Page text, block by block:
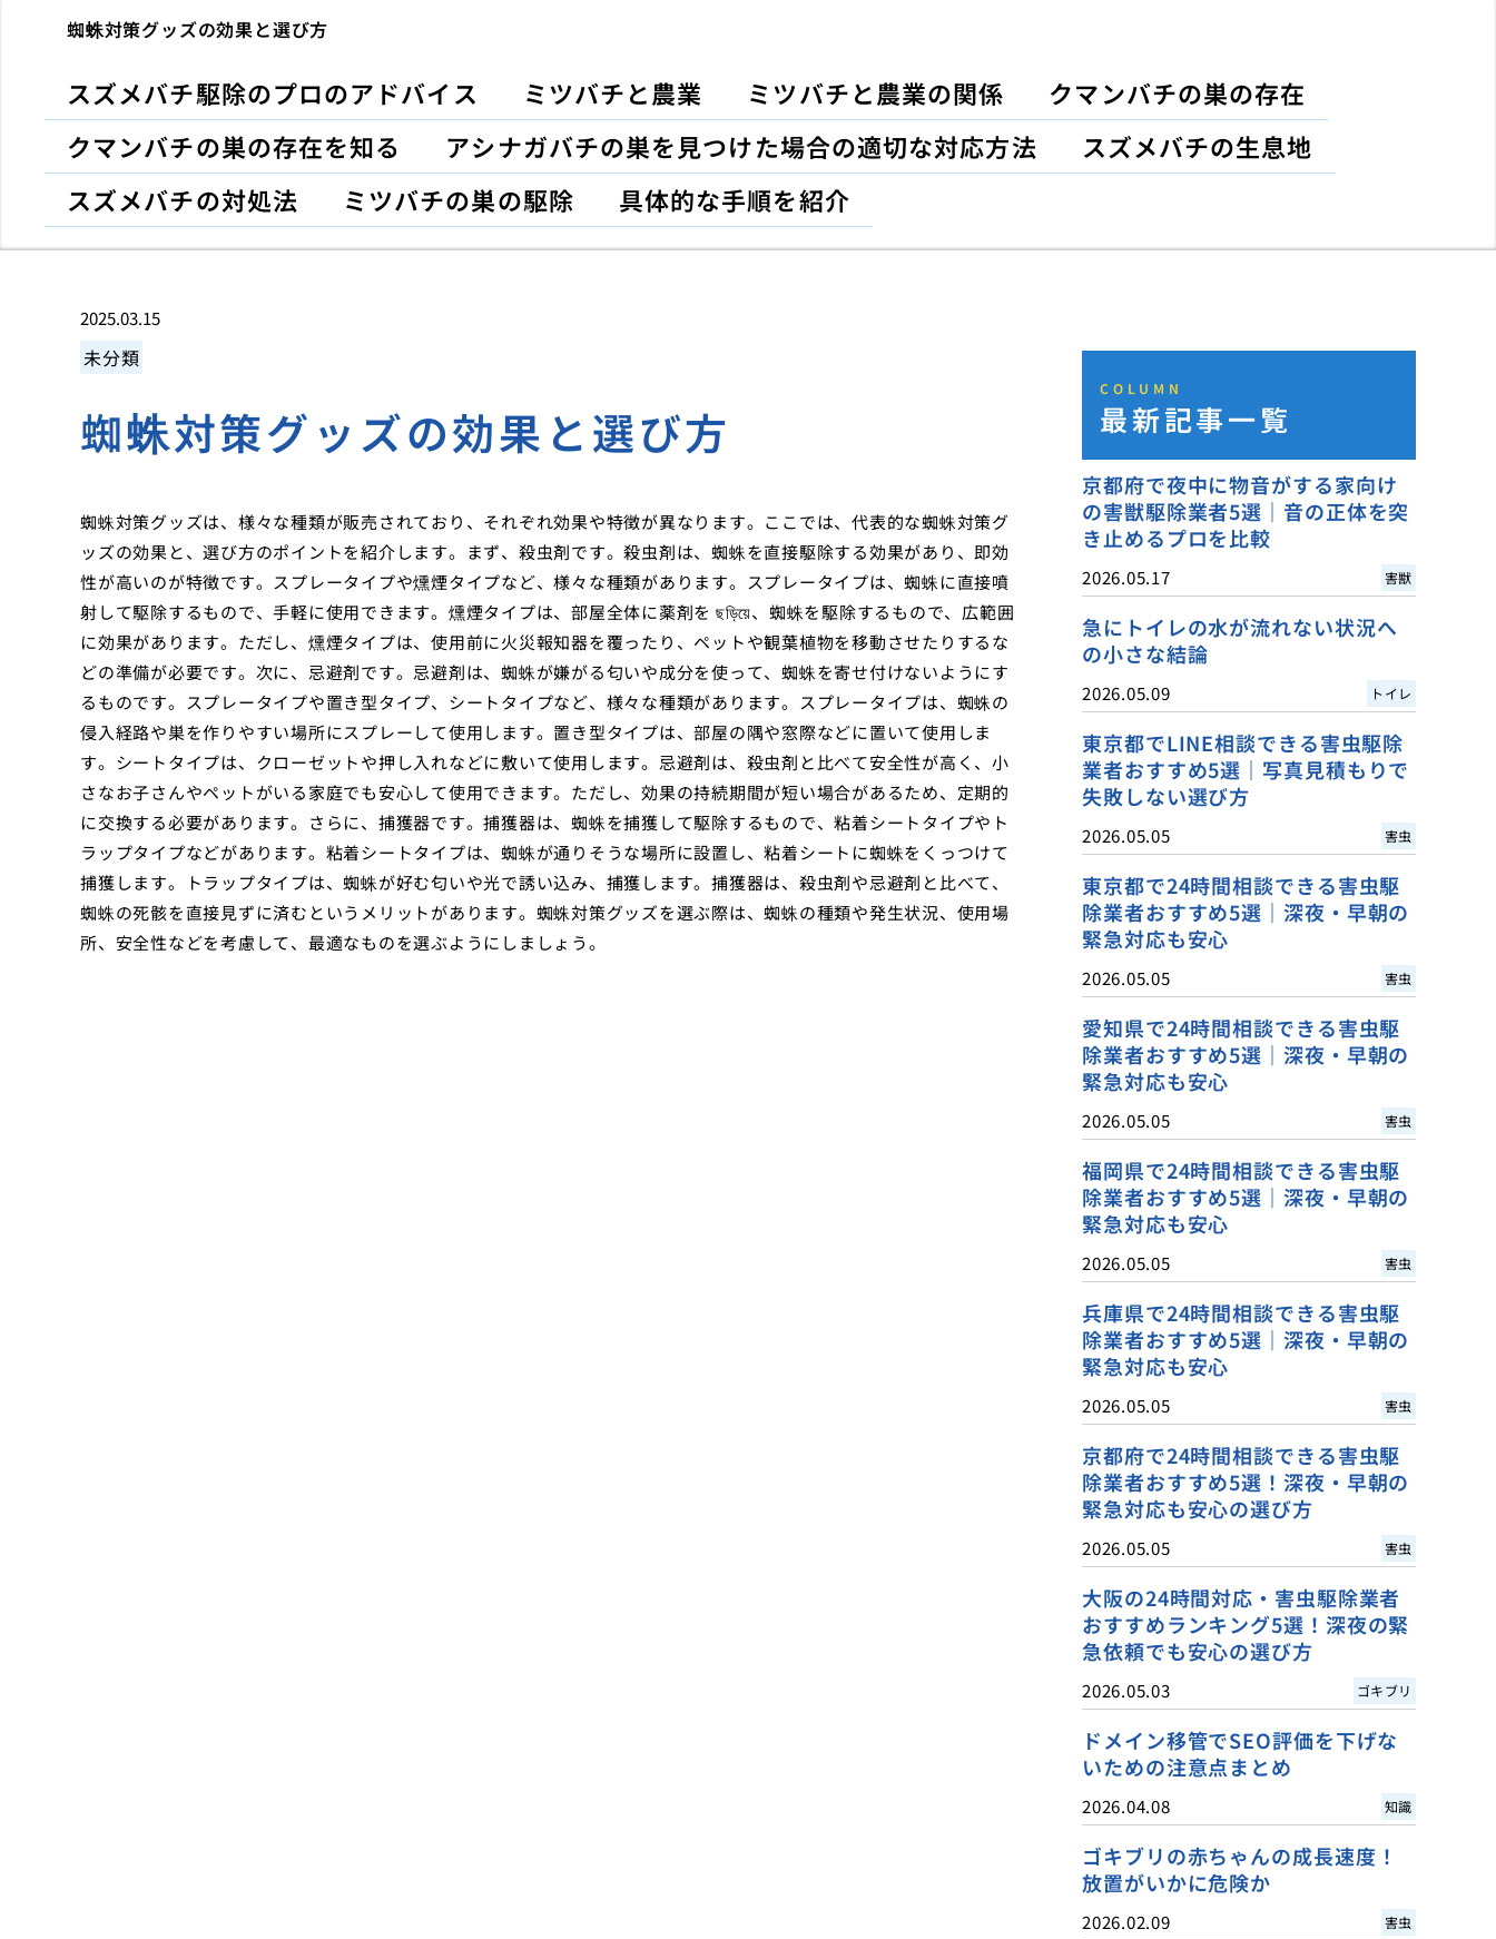
蜘蛛対策グッズの効果と選び方
スズメバチ駆除のプロのアドバイス ミツバチと農業 ミツバチと農業の関係
クマンバチの巣の存在
クマンバチの巣の存在を知る
アシナガバチの巣を見つけた場合の適切な対応方法
スズメバチの生息地
スズメバチの対処法
ミツバチの巣の駆除 具体的な手順を紹介
2025.03.15
未分類
蜘蛛対策グッズの効果と選び方
蜘蛛対策グッズは、様々な種類が販売されており、それぞれ効果や特徴が異なります。ここでは、代表的な蜘蛛対策グ
ッズの効果と、選び方のポイントを紹介します。まず、殺虫剤です。殺虫剤は、蜘蛛を直接駆除する効果があり、即効
性が高いのが特徴です。スプレータイプや燻煙タイプなど、様々な種類があります。スプレータイプは、蜘蛛に直接噴
射して駆除するもので、手軽に使用できます。燻煙タイプは、部屋全体に薬剤を ছড়িয়ে、蜘蛛を駆除するもので、広範囲
に効果があります。ただし、燻煙タイプは、使用前に火災報知器を覆ったり、ペットや観葉植物を移動させたりするな
どの準備が必要です。次に、忌避剤です。忌避剤は、蜘蛛が嫌がる匂いや成分を使って、蜘蛛を寄せ付けないようにす
るものです。スプレータイプや置き型タイプ、シートタイプなど、様々な種類があります。スプレータイプは、蜘蛛の
侵入経路や巣を作りやすい場所にスプレーして使用します。置き型タイプは、部屋の隅や窓際などに置いて使用しま
す。シートタイプは、クローゼットや押し入れなどに敷いて使用します。忌避剤は、殺虫剤と比べて安全性が高く、小
さなお子さんやペットがいる家庭でも安心して使用できます。ただし、効果の持続期間が短い場合があるため、定期的
に交換する必要があります。さらに、捕獲器です。捕獲器は、蜘蛛を捕獲して駆除するもので、粘着シートタイプやト
ラップタイプなどがあります。粘着シートタイプは、蜘蛛が通りそうな場所に設置し、粘着シートに蜘蛛をくっつけて
捕獲します。トラップタイプは、蜘蛛が好む匂いや光で誘い込み、捕獲します。捕獲器は、殺虫剤や忌避剤と比べて、
蜘蛛の死骸を直接見ずに済むというメリットがあります。蜘蛛対策グッズを選ぶ際は、蜘蛛の種類や発生状況、使用場
所、安全性などを考慮して、最適なものを選ぶようにしましょう。
COLUMN
最新記事一覧
京都府で夜中に物音がする家向け
の害獣駆除業者5選｜音の正体を突
き止めるプロを比較
2026.05.17 害獣
急にトイレの水が流れない状況へ
の小さな結論
2026.05.09 トイレ
東京都でLINE相談できる害虫駆除
業者おすすめ5選｜写真見積もりで
失敗しない選び方
2026.05.05 害虫
東京都で24時間相談できる害虫駆
除業者おすすめ5選｜深夜・早朝の
緊急対応も安心
2026.05.05 害虫
愛知県で24時間相談できる害虫駆
除業者おすすめ5選｜深夜・早朝の
緊急対応も安心
2026.05.05 害虫
福岡県で24時間相談できる害虫駆
除業者おすすめ5選｜深夜・早朝の
緊急対応も安心
2026.05.05 害虫
兵庫県で24時間相談できる害虫駆
除業者おすすめ5選｜深夜・早朝の
緊急対応も安心
2026.05.05 害虫
京都府で24時間相談できる害虫駆
除業者おすすめ5選！深夜・早朝の
緊急対応も安心の選び方
2026.05.05 害虫
大阪の24時間対応・害虫駆除業者
おすすめランキング5選！深夜の緊
急依頼でも安心の選び方
2026.05.03 ゴキブリ
ドメイン移管でSEO評価を下げな
いための注意点まとめ
2026.04.08 知識
ゴキブリの赤ちゃんの成長速度！
放置がいかに危険か
2026.02.09 害虫